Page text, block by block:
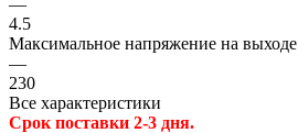
4.5
Максимальное напряжение на выходе
—
230
Все характеристики
Срок поставки 2-3 дня.